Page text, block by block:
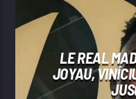
LE REAL
JOYAU,